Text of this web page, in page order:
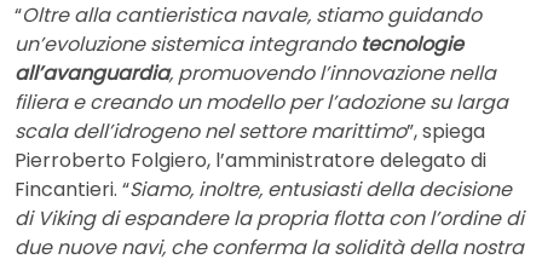
“Oltre alla cantieristica navale, stiamo guidando
un’evoluzione sistemica integrando tecnologie
all’avanguardia, promuovendo l’innovazione nella
filiera e creando un modello per l’adozione su larga
scala dell’idrogeno nel settore marittimo”, spiega
Pierroberto Folgiero, l’amministratore delegato di
Fincantieri. “Siamo, inoltre, entusiasti della decisione
di Viking di espandere la propria flotta con l’ordine di
due nuove navi, che conferma la solidità della nostra